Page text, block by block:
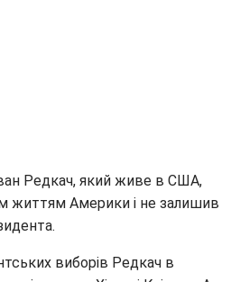
Редкач, який живе в США,
життям Америки і не залишив
виборів Редкач в